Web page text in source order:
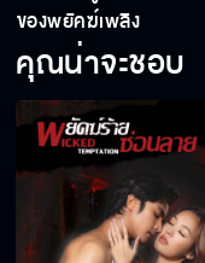
ของพยัคฆ์เพลิง
คุณน่าจะชอบ